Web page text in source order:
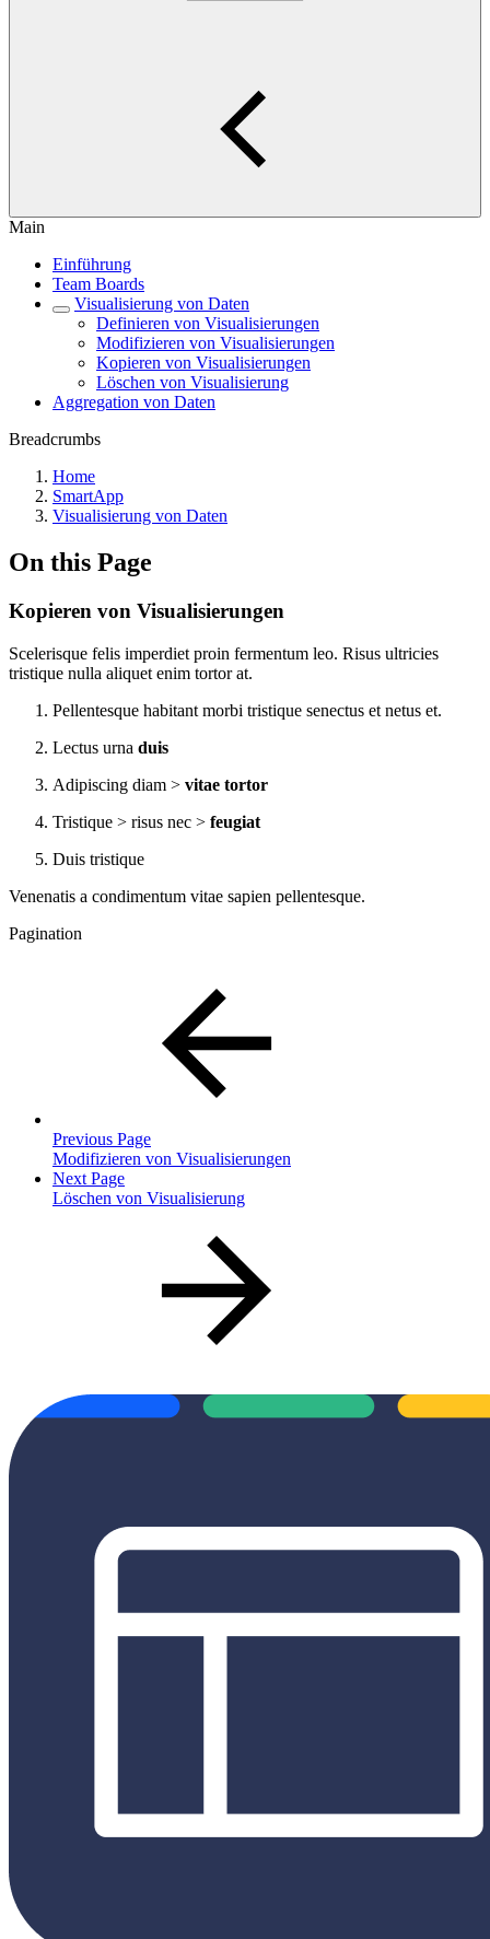
Main
Einführung
Team Boards
Visualisierung von Daten
Definieren von Visualisierungen
Modifizieren von Visualisierungen
Kopieren von Visualisierungen
Löschen von Visualisierung
Aggregation von Daten
Breadcrumbs
Home
SmartApp
Visualisierung von Daten
On this Page
Kopieren von Visualisierungen
Scelerisque felis imperdiet proin fermentum leo. Risus ultricies
tristique nulla aliquet enim tortor at.
Pellentesque habitant morbi tristique senectus et netus et.
Lectus urna duis
Adipiscing diam > vitae tortor
Tristique > risus nec > feugiat
Duis tristique
Venenatis a condimentum vitae sapien pellentesque.
Pagination
Previous Page
Modifizieren von Visualisierungen
Next Page
Löschen von Visualisierung